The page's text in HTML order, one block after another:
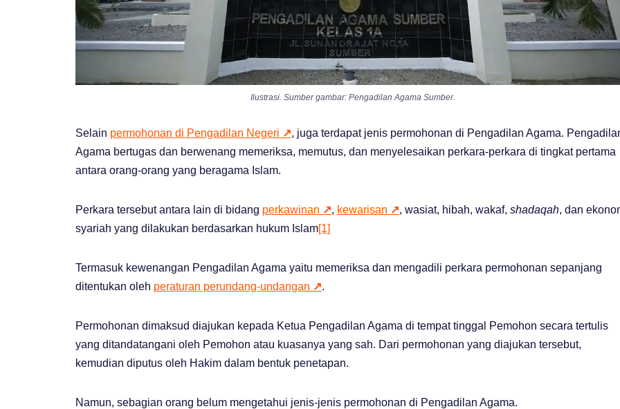
Ilustrasi. Sumber gambar: Pengadilan Agama Sumber.
Selain permohonan di Pengadilan Negeri ↗, juga terdapat jenis permohonan di Pengadilan Agama.
Agama bertugas dan berwenang memeriksa, memutus, dan menyelesaikan perkara-perkara di tingkat pertama
antara orang-orang yang beragama Islam.
Perkara tersebut antara lain di bidang perkawinan ↗, kewarisan ↗, wasiat, hibah, wakaf, shadaqah, dan
syariah yang dilakukan berdasarkan hukum Islam[1]
Termasuk kewenangan Pengadilan Agama yaitu memeriksa dan mengadili perkara permohonan sepanjang
ditentukan oleh peraturan perundang-undangan ↗.
Permohonan dimaksud diajukan kepada Ketua Pengadilan Agama di tempat tinggal Pemohon secara tertulis
yang ditandatangani oleh Pemohon atau kuasanya yang sah. Dari permohonan yang diajukan tersebut,
kemudian diputus oleh Hakim dalam bentuk penetapan.
Namun, sebagian orang belum mengetahui jenis-jenis permohonan di Pengadilan Agama.